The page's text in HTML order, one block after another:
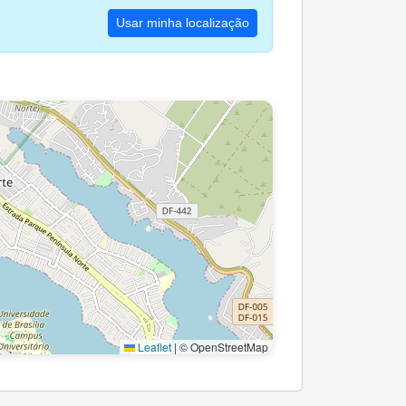
Usar minha localização
Leaflet | © OpenStreetMap